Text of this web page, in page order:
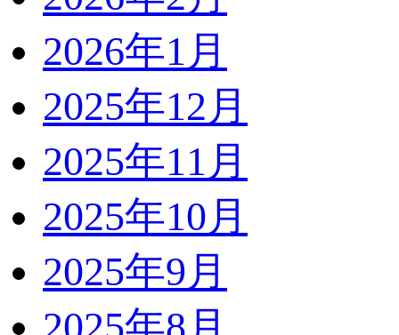
2026年1月
2025年12月
2025年11月
2025年10月
2025年9月